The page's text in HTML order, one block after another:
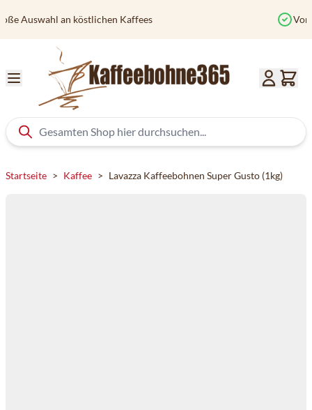
Vor 12 Uhr bestellt? Heute versendet
Startseite > Kaffee > Lavazza Kaffeebohnen Super Gusto (1kg)